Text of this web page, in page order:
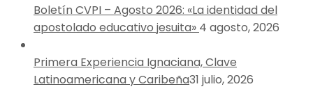
Boletín CVPI – Agosto 2026: «La identidad del
apostolado educativo jesuita» 4 agosto, 2026
Primera Experiencia Ignaciana, Clave
Latinoamericana y Caribeña31 julio, 2026